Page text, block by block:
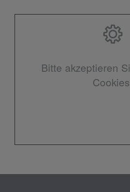
Bitte akzeptieren